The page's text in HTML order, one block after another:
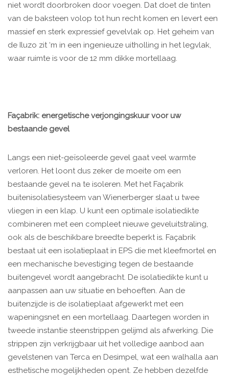
niet wordt doorbroken door voegen. Dat doet de tinten
van de baksteen volop tot hun recht komen en levert een
massief en sterk expressief gevelvlak op. Het geheim van
de Iluzo zit ‘m in een ingenieuze uitholling in het legvlak,
waar ruimte is voor de 12 mm dikke mortellaag.
Façabrik: energetische verjongingskuur voor uw
bestaande gevel
Langs een niet-geïsoleerde gevel gaat veel warmte
verloren. Het loont dus zeker de moeite om een
bestaande gevel na te isoleren. Met het Façabrik
buitenisolatiesysteem van Wienerberger slaat u twee
vliegen in een klap. U kunt een optimale isolatiedikte
combineren met een compleet nieuwe geveluitstraling,
ook als de beschikbare breedte beperkt is. Façabrik
bestaat uit een isolatieplaat in EPS die met kleefmortel en
een mechanische bevestiging tegen de bestaande
buitengevel wordt aangebracht. De isolatiedikte kunt u
aanpassen aan uw situatie en behoeften. Aan de
buitenzijde is de isolatieplaat afgewerkt met een
wapeningsnet en een mortellaag. Daartegen worden in
tweede instantie steenstrippen gelijmd als afwerking. Die
strippen zijn verkrijgbaar uit het volledige aanbod aan
gevelstenen van Terca en Desimpel, wat een walhalla aan
esthetische mogelijkheden opent. Ze hebben dezelfde